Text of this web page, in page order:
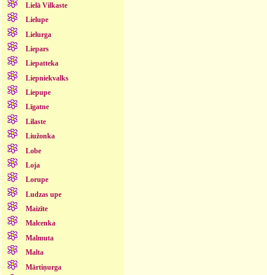
Lielā Vilkaste
Lielupe
Lielurga
Liepars
Liepatteka
Liepniekvalks
Liepupe
Līgatne
Lilaste
Liužonka
Lobe
Loja
Lorupe
Ludzas upe
Maizīte
Malcenka
Malmuta
Malta
Mārtiņurga